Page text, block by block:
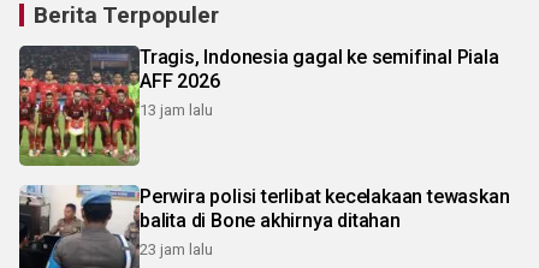
Berita Terpopuler
Tragis, Indonesia gagal ke semifinal Piala
AFF 2026
13 jam lalu
Perwira polisi terlibat kecelakaan tewaskan
balita di Bone akhirnya ditahan
23 jam lalu